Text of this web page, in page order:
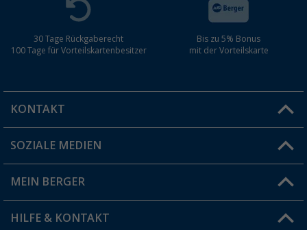
30 Tage Rückgaberecht
100 Tage für Vorteilskartenbesitzer
Bis zu 5% Bonus
mit der Vorteilskarte
KONTAKT
Du hast eine Frage?
Filiale finden
SOZIALE MEDIEN
MEIN BERGER
Vorteilskarte
HILFE & KONTAKT